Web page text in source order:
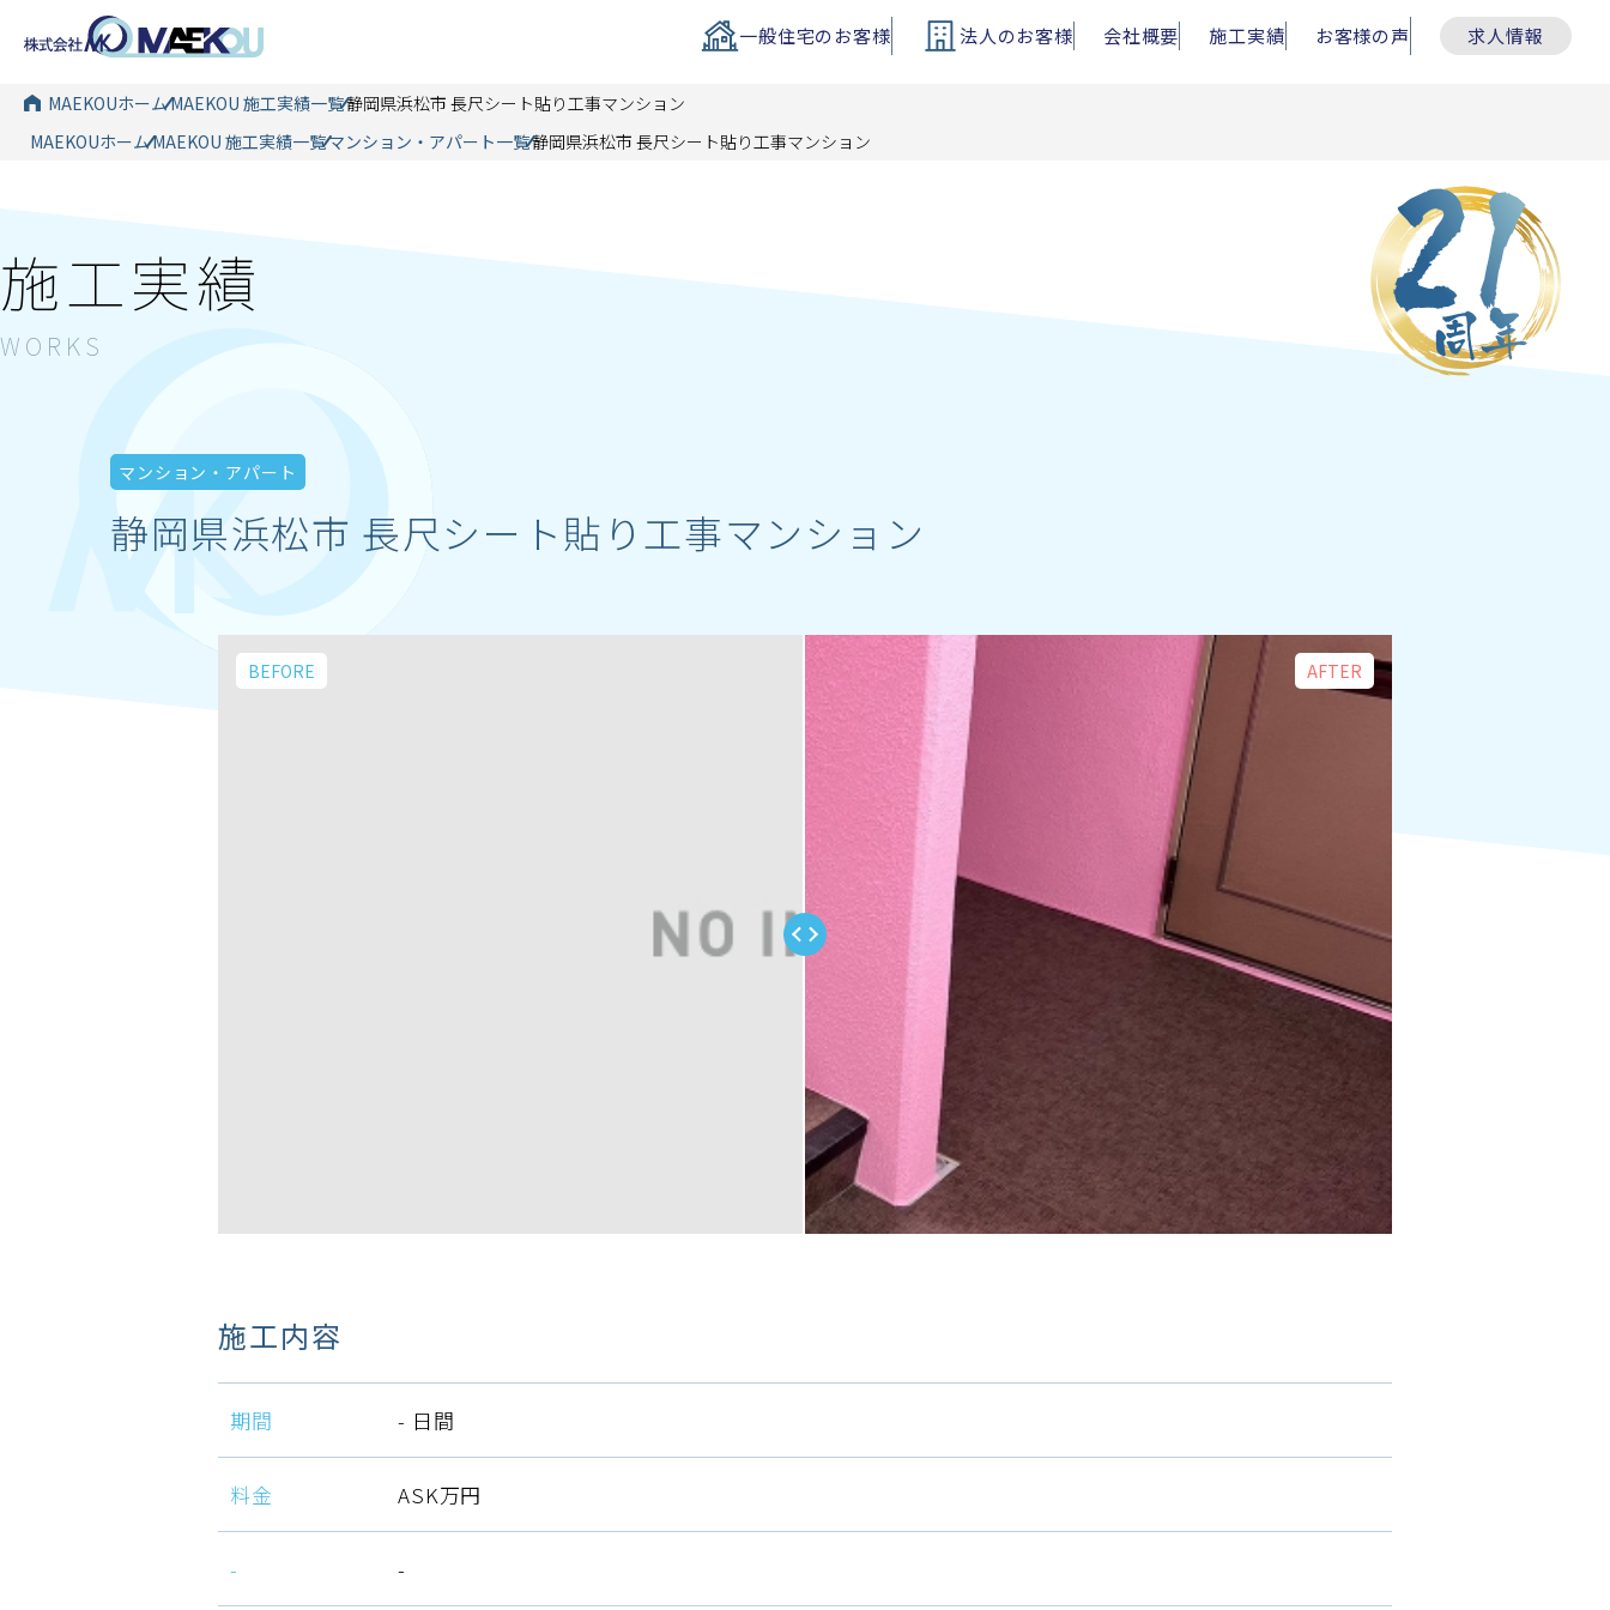
一般住宅のお客様 法人のお客様 会社概要 施工実績 お客様の声 求人情報
MAEKOUホームMAEKOU 施工実績一覧静岡県浜松市 長尺シート貼り工事マンション
MAEKOUホームMAEKOU 施工実績一覧マンション・アパート一覧静岡県浜松市 長尺シート貼り工事マンション
施工実績
マンション・アパート
静岡県浜松市 長尺シート貼り工事マンション
施工内容
期間 - 日間
料金 ASK万円
- -